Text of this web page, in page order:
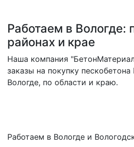
Работаем в Вологде:
районах и крае
Наша компания
заказы на покупку
Вологде, по области и краю.
Работаем в Вологде и